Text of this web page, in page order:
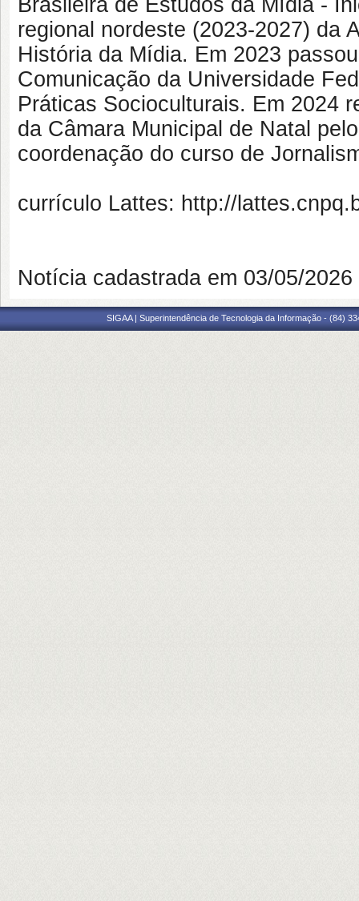
Brasileira de Estudos da Mídia -
regional nordeste (2023-2027) da
História da Mídia. Em 2023
Comunicação da Universidade
Práticas Socioculturais. Em 2024
da Câmara Municipal de Natal
coordenação do curso de
currículo Lattes: http://
Notícia cadastrada em 03/05/
SIGAA | Superintendência de Tecnologia da Informação - (84)